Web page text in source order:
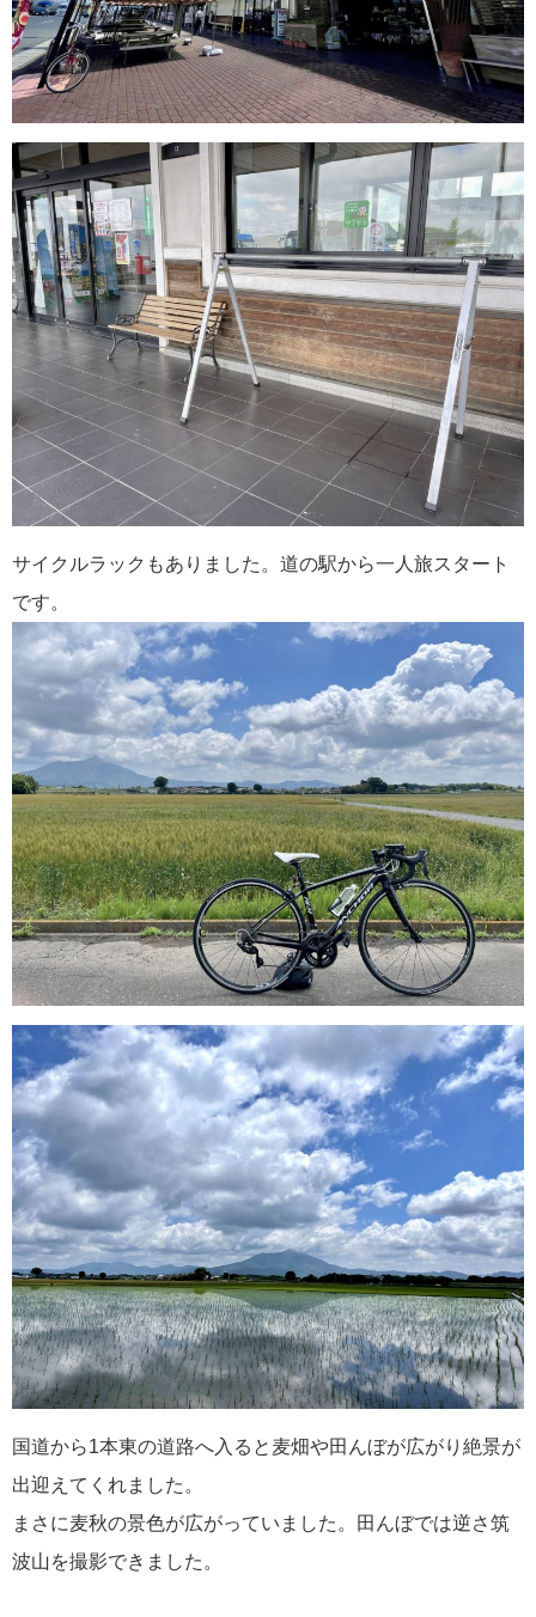
サイクルラックもありました。道の駅から一人旅スタート
です。
国道から1本東の道路へ入ると麦畑や田んぼが広がり絶景が
出迎えてくれました。
まさに麦秋の景色が広がっていました。田んぼでは逆さ筑
波山を撮影できました。